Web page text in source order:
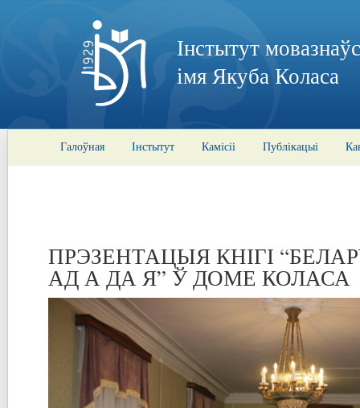
Інстытут
імя Якуба Коласа
Галоўная Інстытут Камісіі Публікацыі
ПРЭЗЕНТАЦЫЯ КНІГІ
АД А ДА Я” Ў ДОМЕ КОЛАСА